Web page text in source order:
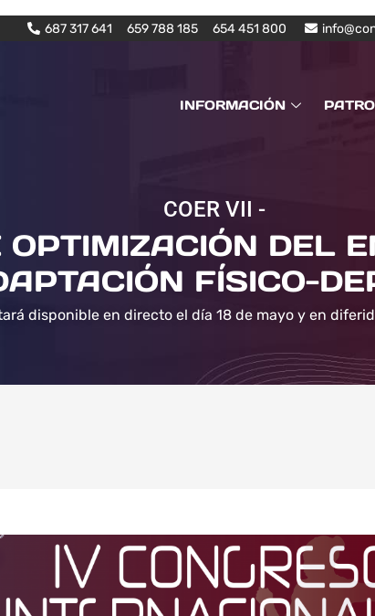
687 317 641 659 788 185 654 451 800
INFORMACIÓN
COER VII -
OPTIMIZACIÓN DEL
FÍSICO-
disponible en directo el día 18 de mayo y en